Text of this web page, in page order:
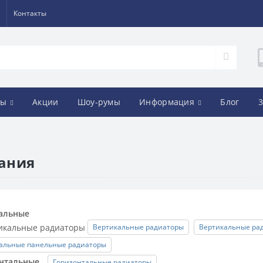
Контакты
Акции Шоу-румы Информация Блог
Вертикальные радиаторы
Вертикальные
панельные радиаторы